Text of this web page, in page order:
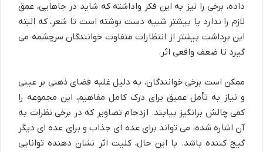
داده، برخی را نیز به این فکر واداشته که شاید در جاهایی، عمق
لازم را ندارد یا بیشتر شبیه دست نوشته است تا شعر، که البته
این برداشت بیشتر از انتظارات متفاوت خوانندگان سرچشمه می
گیرد تا ضعف واقعی اثر.
ممکن است برخی خوانندگان، به دلیل غلبه فضای ذهنی بر عینی
و نیاز به تأمل عمیق برای درک کامل مفاهیم، این مجموعه را
کمی چالش برانگیز بیابند. ازدحام تصاویر که در برخی نظرات به
آن اشاره شده، می تواند برای عده ای جذاب و برای عده ای دیگر
گیج کننده باشد. با این حال، کلیت اثر نشان دهنده توانایی